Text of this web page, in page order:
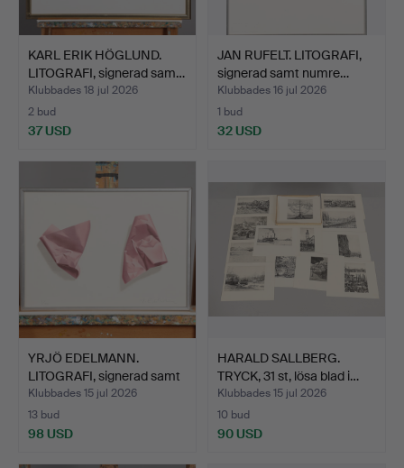
KARL ERIK HÖGLUND.
LITOGRAFI, signerad sam…
Klubbades 18 jul 2026
2 bud
37 USD
JAN RUFELT. LITOGRAFI,
signerad samt numre…
Klubbades 16 jul 2026
1 bud
32 USD
YRJÖ EDELMANN.
LITOGRAFI, signerad samt
nu…
Klubbades 15 jul 2026
13 bud
98 USD
HARALD SALLBERG.
TRYCK, 31 st, lösa blad i…
Klubbades 15 jul 2026
10 bud
90 USD